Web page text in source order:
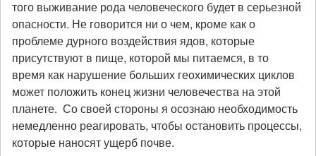
того выживание рода человеческого будет в серьезной
опасности. Не говорится ни о чем, кроме как о
проблеме дурного воздействия ядов, которые
присутствуют в пище, которой мы питаемся, в то
время как нарушение больших геохимических циклов
может положить конец жизни человечества на этой
планете. Со своей стороны я осознаю необходимость
немедленно реагировать, чтобы остановить процессы,
которые наносят ущерб почве.